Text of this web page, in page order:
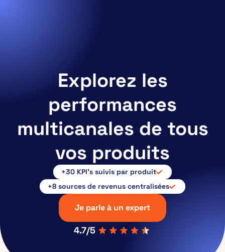
Explorez les
performances
multicanales de tous
vos produits
+30 KPI’s suivis par produit
+8 sources de revenus centralisées
Je parle à un expert
4.7/5